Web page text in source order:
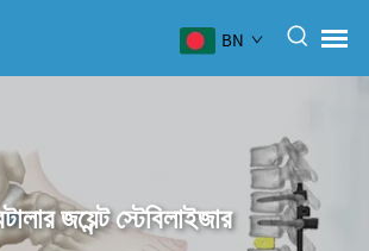
BN
জয়েন্ট স্টেবিলাইজার